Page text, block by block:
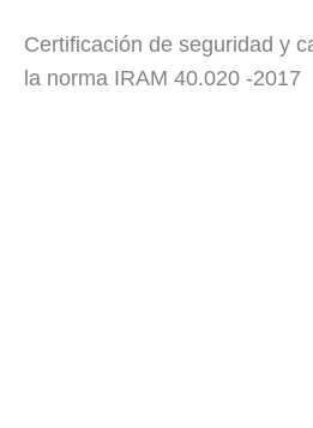
Certificación de seguridad y
la norma IRAM 40.020 -2017